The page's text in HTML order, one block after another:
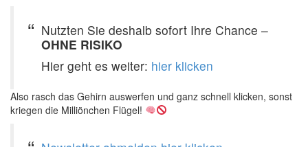
Nutzten Sie deshalb sofort Ihre Chance –
OHNE RISIKO
Hier geht es weiter: hier klicken
Also rasch das Gehirn auswerfen und ganz schnell klicken, sonst
kriegen die Milliönchen Flügel!